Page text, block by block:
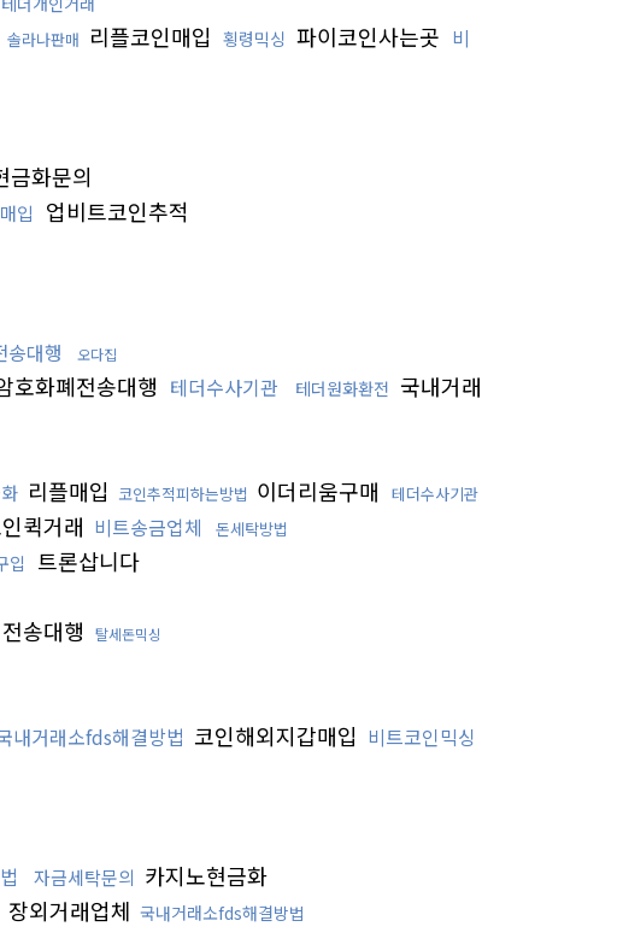
솔라나판매 리플코인매입 횡령믹싱 파이코인사는곳 비
금화문의
입 업비트코인추적
송대행 오다집
호화폐전송대행 테더수사기관 테더원화환전 국내거래
리플매입 코인추적피하는방법 이더리움구매
테더수사기관
퀵거래 비트송금업체
돈세탁방법
입 트론삽니다
송대행 탈세돈믹싱
내거래소fds해결방법 코인해외지갑매입 비트코인믹싱
자금세탁문의 카지노현금화
장외거래업체 국내거래소fds해결방법